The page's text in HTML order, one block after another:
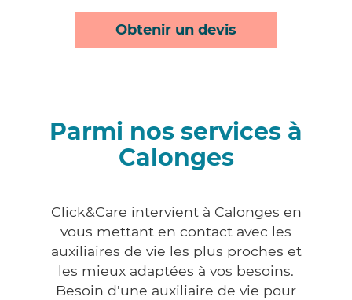
Obtenir un devis
Parmi nos services à
Calonges
Click&Care intervient à Calonges en
vous mettant en contact avec les
auxiliaires de vie les plus proches et
les mieux adaptées à vos besoins.
Besoin d'une auxiliaire de vie pour